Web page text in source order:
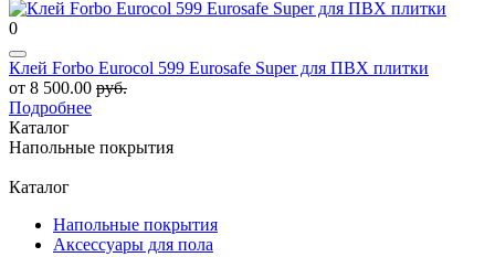
0
Клей Forbo Eurocol 599 Eurosafe Super для ПВХ плитки
от 8 500.00 руб.
Подробнее
Каталог
Напольные покрытия
Каталог
Напольные покрытия
Аксессуары для пола